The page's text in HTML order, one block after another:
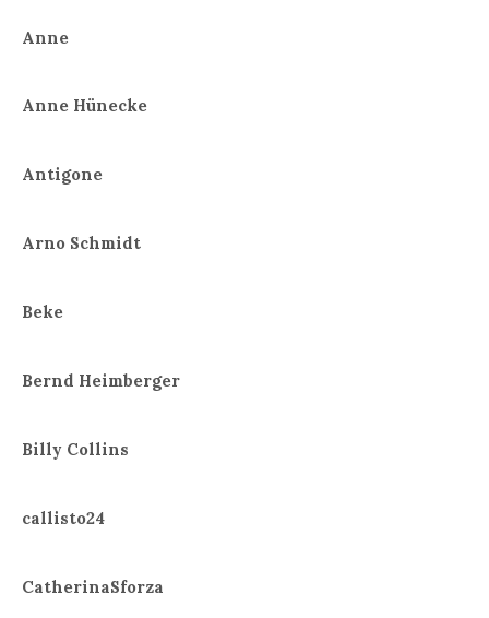
Anne
Anne Hünecke
Antigone
Arno Schmidt
Beke
Bernd Heimberger
Billy Collins
callisto24
CatherinaSforza